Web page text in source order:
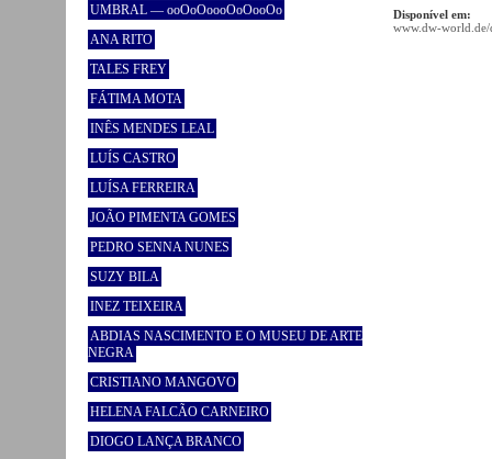
UMBRAL — ooOoOoooOoOooOo
ANA RITO
TALES FREY
FÁTIMA MOTA
INÊS MENDES LEAL
LUÍS CASTRO
LUÍSA FERREIRA
JOÃO PIMENTA GOMES
PEDRO SENNA NUNES
SUZY BILA
INEZ TEIXEIRA
ABDIAS NASCIMENTO E O MUSEU DE ARTE
NEGRA
CRISTIANO MANGOVO
HELENA FALCÃO CARNEIRO
DIOGO LANÇA BRANCO
Disponível em:
www.dw-